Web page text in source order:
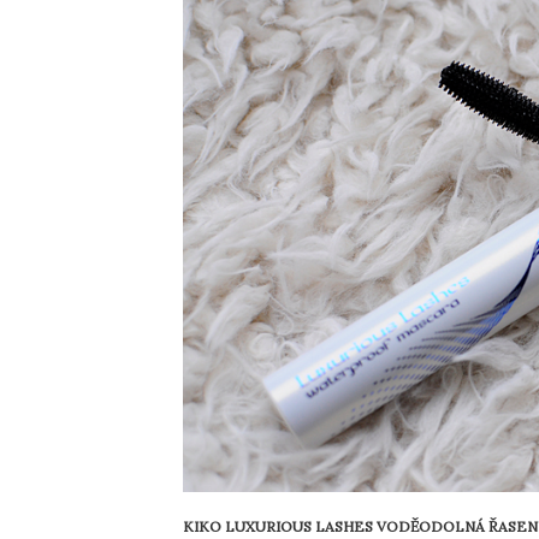
KIKO LUXURIOUS LASHES VODĚODOLNÁ